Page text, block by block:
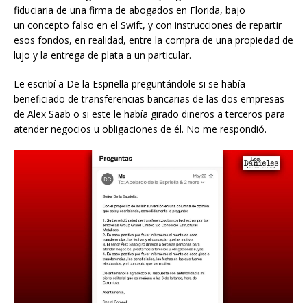
fiduciaria de una firma de abogados en Florida, bajo
un concepto falso en el Swift, y con instrucciones de repartir
esos fondos, en realidad, entre la compra de una propiedad de
lujo y la entrega de plata a un particular.
Le escribí a De la Espriella preguntándole si se había
beneficiado de transferencias bancarias de las dos empresas
de Alex Saab o si este le había girado dineros a terceros para
atender negocios u obligaciones de él. No me respondió.